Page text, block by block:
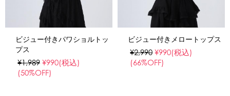
ビジュー付きパワショルトッ
プス
¥1,989 ¥990(税込)
(50%OFF)
ビジュー付きメロートップス
¥2,990 ¥990(税込)
(66%OFF)